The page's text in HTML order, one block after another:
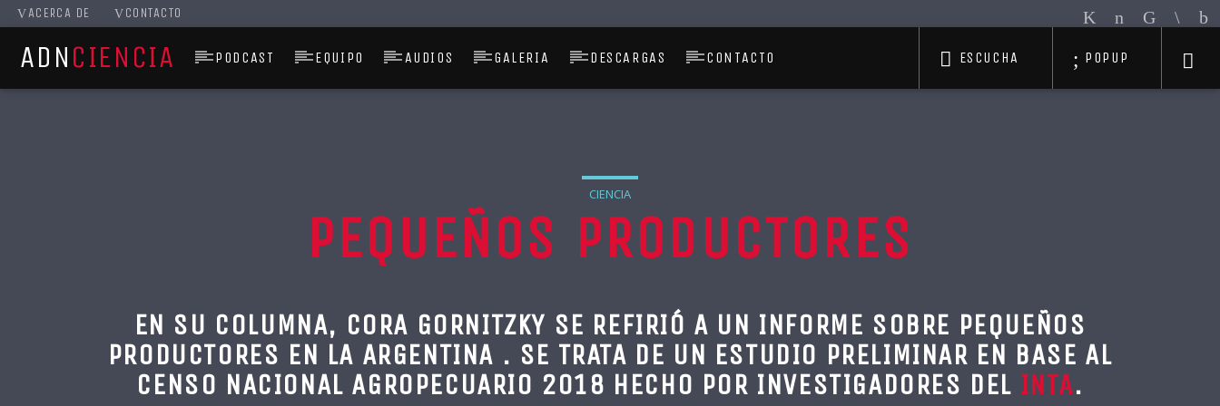
ACERCA DE CONTACTO
ADNCIENCIA PODCAST EQUIPO AUDIOS GALERIA DESCARGAS CONTACTO POPUP
ESCUCHA
CIENCIA
PEQUEÑOS PRODUCTORES
EN SU COLUMNA, CORA GORNITZKY SE REFIRIÓ A UN INFORME SOBRE PEQUEÑOS
PRODUCTORES EN LA ARGENTINA . SE TRATA DE UN ESTUDIO PRELIMINAR EN BASE AL
CENSO NACIONAL AGROPECUARIO 2018 HECHO POR INVESTIGADORES DEL INTA.